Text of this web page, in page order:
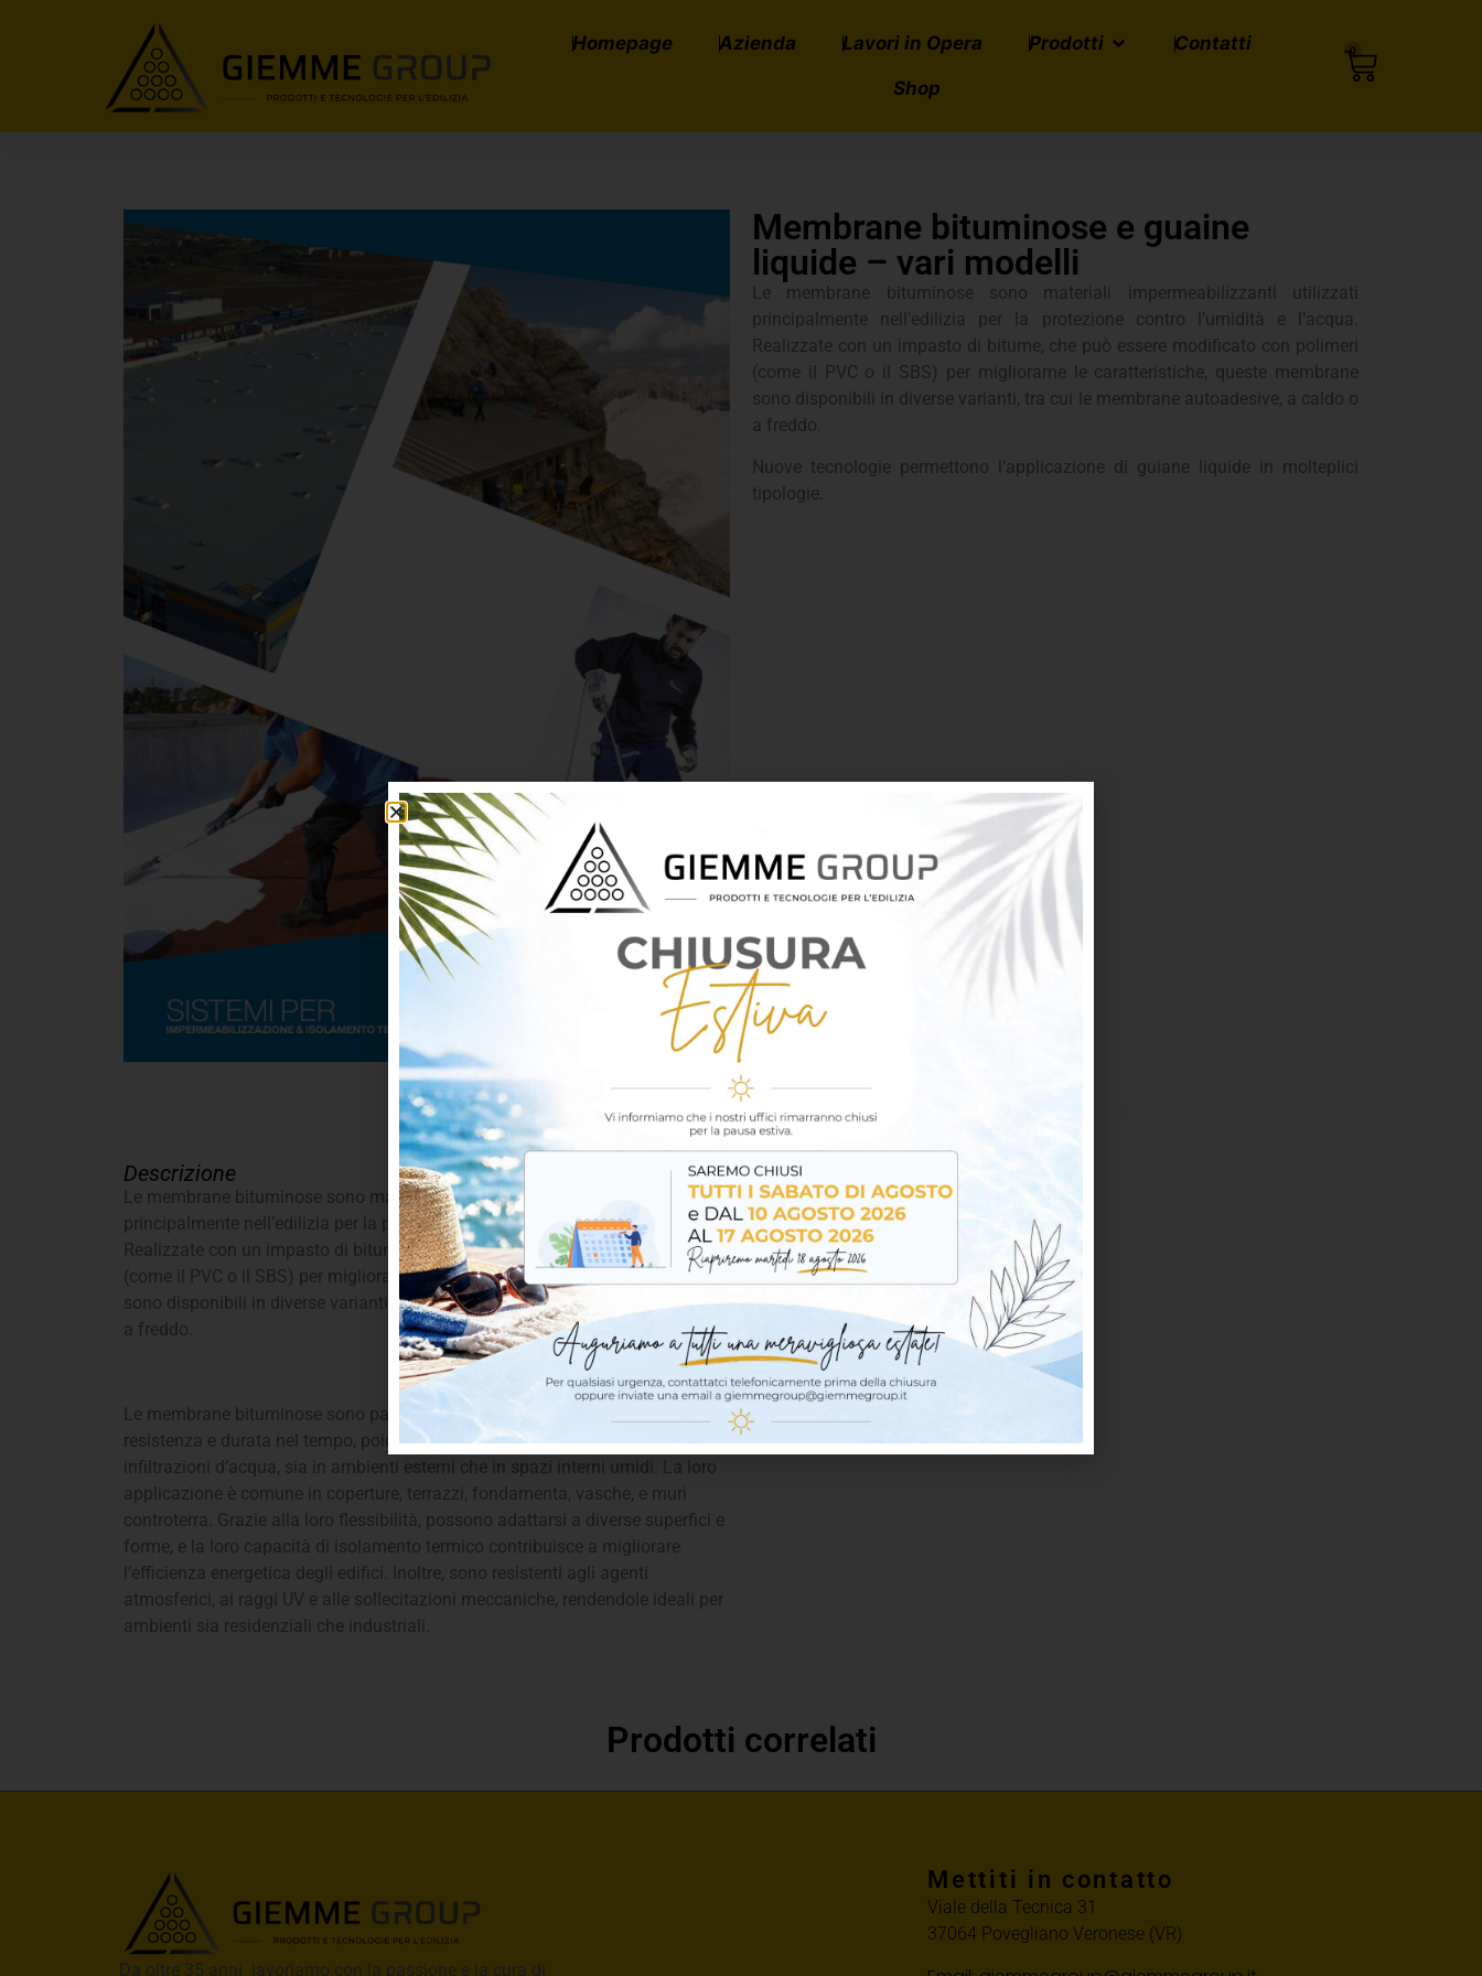
Homepage Azienda Lavori in Opera Prodotti Contatti
Shop
0
Membrane bituminose e guaine
liquide – vari modelli
Le membrane bituminose sono materiali impermeabilizzanti utilizzati
principalmente nell’edilizia per la protezione contro l’umidità e l’acqua.
Realizzate con un impasto di bitume, che può essere modificato con polimeri
(come il PVC o il SBS) per migliorarne le caratteristiche, queste membrane
sono disponibili in diverse varianti, tra cui le membrane autoadesive, a caldo o
a freddo.
Nuove tecnologie permettono l’applicazione di guiane liquide in molteplici
tipologie.
Descrizione
Le membrane bituminose sono materiali impermeabilizzanti utilizzati
principalmente nell’edilizia per la protezione contro l’umidità e l’acqua.
Realizzate con un impasto di bitume, che può essere modificato con polimeri
(come il PVC o il SBS) per migliorarne le caratteristiche, queste membrane
sono disponibili in diverse varianti, tra cui le membrane autoadesive, a caldo o
a freddo.
Le membrane bituminose sono particolarmente apprezzate per la loro
resistenza e durata nel tempo, poiché offrono un’elevata protezione contro
infiltrazioni d’acqua, sia in ambienti esterni che in spazi interni umidi. La loro
applicazione è comune in coperture, terrazzi, fondamenta, vasche, e muri
controterra. Grazie alla loro flessibilità, possono adattarsi a diverse superfici e
forme, e la loro capacità di isolamento termico contribuisce a migliorare
l’efficienza energetica degli edifici. Inoltre, sono resistenti agli agenti
atmosferici, ai raggi UV e alle sollecitazioni meccaniche, rendendole ideali per
ambienti sia residenziali che industriali.
Documenti
Catalogo completo
Prodotti correlati
Da oltre 35 anni lavoriamo con la passione e la cura di
Mettiti in contatto
Viale della Tecnica 31
37064 Povegliano Veronese (VR)